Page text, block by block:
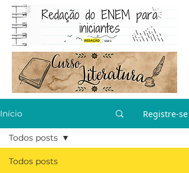
Início Registre-se
Todos posts
Todos posts